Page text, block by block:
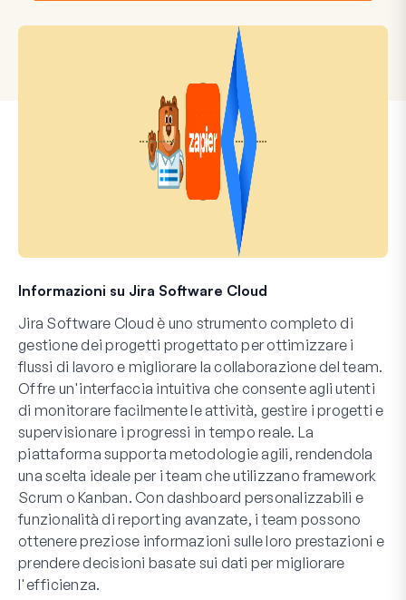
Informazioni su Jira Software Cloud
Jira Software Cloud è uno strumento completo di
gestione dei progetti progettato per ottimizzare i
flussi di lavoro e migliorare la collaborazione del team.
Offre un'interfaccia intuitiva che consente agli utenti
di monitorare facilmente le attività, gestire i progetti e
supervisionare i progressi in tempo reale. La
piattaforma supporta metodologie agili, rendendola
una scelta ideale per i team che utilizzano framework
Scrum o Kanban. Con dashboard personalizzabili e
funzionalità di reporting avanzate, i team possono
ottenere preziose informazioni sulle loro prestazioni e
prendere decisioni basate sui dati per migliorare
l'efficienza.